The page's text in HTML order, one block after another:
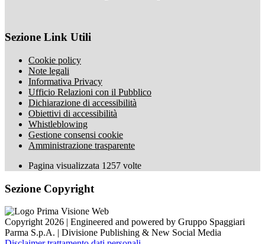
Sezione Link Utili
Cookie policy
Note legali
Informativa Privacy
Ufficio Relazioni con il Pubblico
Dichiarazione di accessibilità
Obiettivi di accessibilità
Whistleblowing
Gestione consensi cookie
Amministrazione trasparente
Pagina visualizzata 1257 volte
Sezione Copyright
Copyright 2026 | Engineered and powered by Gruppo Spaggiari
Parma S.p.A. | Divisione Publishing & New Social Media